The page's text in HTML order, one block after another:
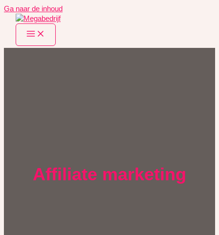
Ga naar de inhoud
Affiliate marketing